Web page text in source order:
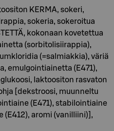
KERMA, sokeri,
sokeria, sokeroitua
kokonaan kovetettua
(sorbitolisiirappia),
(=salmiakkia), väriä
emulgointiainetta (E471),
laktoositon rasvaton
[dekstroosi, muunneltu
(E471), stabilointiaine
(E412), aromi (vanilliini)],